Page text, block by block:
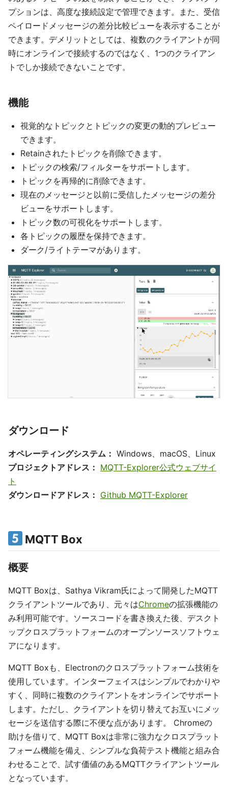
プションは、高度な接続設定で管理できます。また、受信
ペイロードメッセージの差分比較ビューを表示することが
できます。デメリットとしては、複数のクライアントが同
時にオンラインで接続するのではなく、1つのクライアン
トでしか接続できないことです。
機能
視覚的なトピックとトピックの変更の動的プレビュー
できます。
Retainされたトピックを削除できます。
トピックの検索/フィルターをサポートします。
トピックを再帰的に削除できます。
現在のメッセージと以前に受信したメッセージの差分
ビューをサポートします。
トピック数の可視化をサポートします。
各トピックの履歴を保持できます。
ダーク/ライトテーマがあります。
ダウンロード
オペレーティングシステム： Windows、macOS、Linux
プロジェクトアドレス： MQTT-Explorer公式ウェブサイ
ト
ダウンロードアドレス： Github MQTT-Explorer
MQTT Box
概要
MQTT Boxは、Sathya Vikram氏によって開発したMQTT
クライアントツールであり、元々はChromeの拡張機能の
み利用可能です。ソースコードを書き換えた後、デスクト
ップクロスプラットフォームのオープンソースソフトウェ
アになります。
MQTT Boxも、Electronのクロスプラットフォーム技術を
使用しています。インターフェイスはシンプルでわかりや
すく、同時に複数のクライアントをオンラインでサポート
します。ただし、クライアントを切り替えてお互いにメッ
セージを送信する際に不便な点があります。 Chromeの
助けを借りて、MQTT Boxは非常に強力なクロスプラット
フォーム機能を備え、シンプルな負荷テスト機能と組み合
わせることで、試す価値のあるMQTTクライアントツール
となっています。